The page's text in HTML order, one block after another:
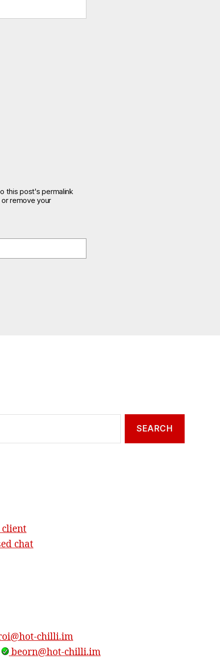
this post's permalink
remove your
client
chat
chilli.im
beorn@hot-chilli.im